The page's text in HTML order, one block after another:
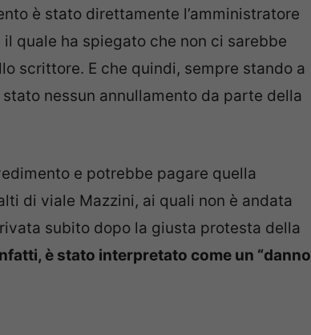
è stato direttamente l’amministratore
quale ha spiegato che non ci sarebbe
scrittore. E che quindi, sempre stando a
nessun annullamento da parte della
e potrebbe pagare quella
di viale Mazzini, ai quali non è andata
subito dopo la giusta protesta della
è stato interpretato come un “danno